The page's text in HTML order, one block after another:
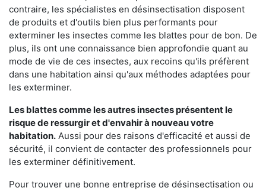
contraire, les spécialistes en désinsectisation disposent
de produits et d'outils bien plus performants pour
exterminer les insectes comme les blattes pour de bon. De
plus, ils ont une connaissance bien approfondie quant au
mode de vie de ces insectes, aux recoins qu'ils préfèrent
dans une habitation ainsi qu'aux méthodes adaptées pour
les exterminer.
Les blattes comme les autres insectes présentent le
risque de ressurgir et d'envahir à nouveau votre
habitation. Aussi pour des raisons d'efficacité et aussi de
sécurité, il convient de contacter des professionnels pour
les exterminer définitivement.
Pour trouver une bonne entreprise de désinsectisation ou